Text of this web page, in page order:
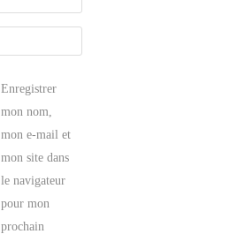
Enregistrer
mon nom,
mon e-mail et
mon site dans
le navigateur
pour mon
prochain